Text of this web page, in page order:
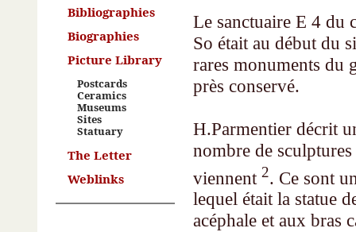
Bibliographies
Biographies
Picture Library
Postcards
Ceramics
Museums
Sites
Statuary
The Letter
Weblinks
Le sanctuaire E 4 du
So était au début du
rares monuments du
près conservé.
H.Parmentier décrit
nombre de
viennent 2. Ce sont
lequel était la statue
acéphale et aux bras